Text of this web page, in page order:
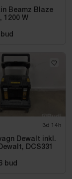
Beamz Blaze
1200 W
bud
3d 14h
Dewalt inkl.
DCS331
bud